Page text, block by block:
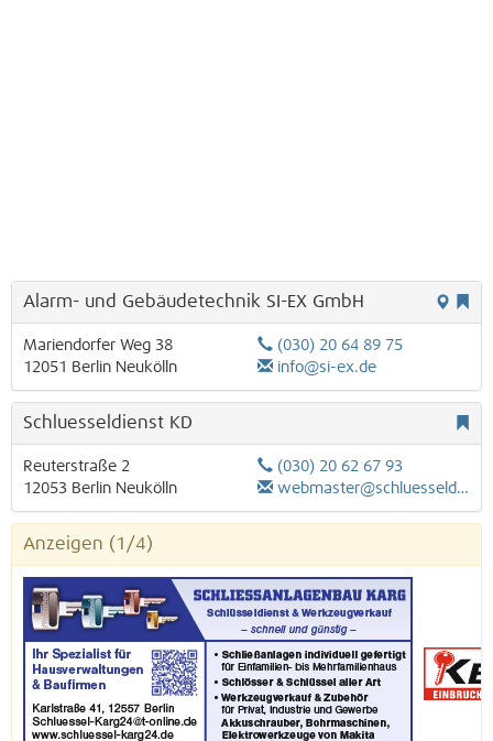
Alarm- und Gebäudetechnik SI-EX GmbH
Mariendorfer Weg 38
12051 Berlin Neukölln
(030) 20 64 89 75
info@si-ex.de
Schluesseldienst KD
Reuterstraße 2
12053 Berlin Neukölln
(030) 20 62 67 93
webmaster@schluesseldienst-kd.de
Anzeigen (1/4)